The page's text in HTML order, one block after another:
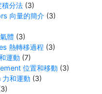
分法 (3)
向量的簡介 (3)
體 (3)
熱轉移過程 (3)
運動 (7)
位置和移動 (3)
和運動 (3)